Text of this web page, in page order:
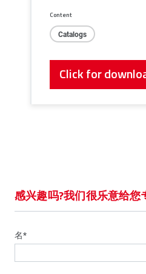
Content
Catalogs
Click for
感兴趣吗?我们很乐意给您
名*